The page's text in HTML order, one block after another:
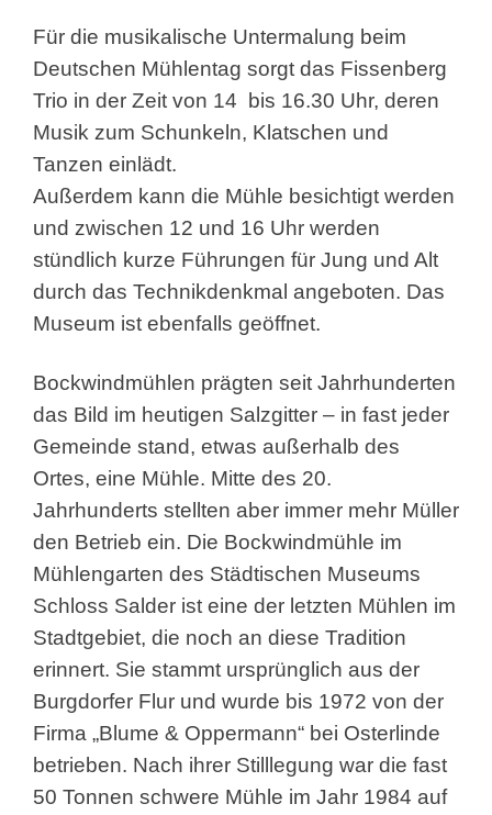
Für die musikalische Untermalung beim
Deutschen Mühlentag sorgt das Fissenberg
Trio in der Zeit von 14 bis 16.30 Uhr, deren
Musik zum Schunkeln, Klatschen und
Tanzen einlädt.
Außerdem kann die Mühle besichtigt werden
und zwischen 12 und 16 Uhr werden
stündlich kurze Führungen für Jung und Alt
durch das Technikdenkmal angeboten. Das
Museum ist ebenfalls geöffnet.
Bockwindmühlen prägten seit Jahrhunderten
das Bild im heutigen Salzgitter – in fast jeder
Gemeinde stand, etwas außerhalb des
Ortes, eine Mühle. Mitte des 20.
Jahrhunderts stellten aber immer mehr Müller
den Betrieb ein. Die Bockwindmühle im
Mühlengarten des Städtischen Museums
Schloss Salder ist eine der letzten Mühlen im
Stadtgebiet, die noch an diese Tradition
erinnert. Sie stammt ursprünglich aus der
Burgdorfer Flur und wurde bis 1972 von der
Firma „Blume & Oppermann“ bei Osterlinde
betrieben. Nach ihrer Stilllegung war die fast
50 Tonnen schwere Mühle im Jahr 1984 auf